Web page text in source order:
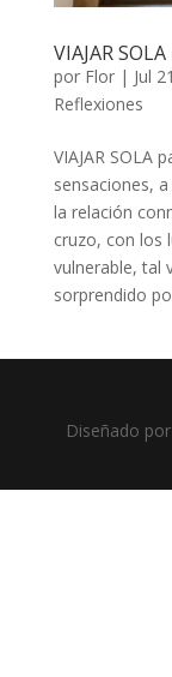
VIAJAR
por Flor| Jul
Reflexiones
VIAJAR SOLA
sensaciones,
la relación
cruzo, con los
vulnerable, tal
sorprendido
Diseñado por